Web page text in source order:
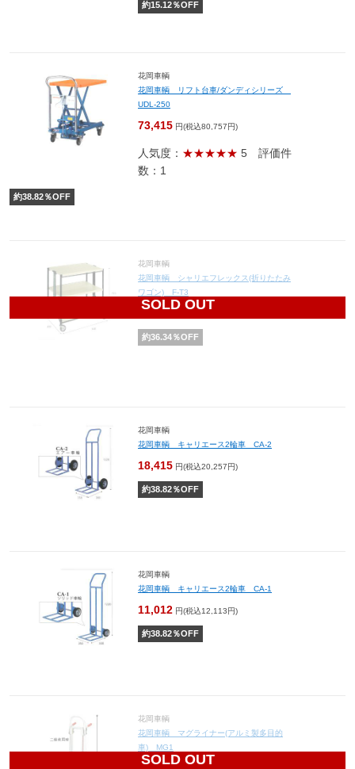
約15.12％OFF
花岡車輌
花岡車輌 リフト台車/ダンディシリーズ
UDL-250
73,415 円(税込80,757円)
人気度： ★★★★★ 5 評価件
数：1
約38.82％OFF
SOLD OUT
花岡車輌
花岡車輌 シャリエフレックス(折りたたみ
ワゴン) F-T3
22,345
約36.34％OFF
花岡車輌
花岡車輌 キャリエース2輪車 CA-2
18,415 円(税込20,257円)
約38.82％OFF
花岡車輌
花岡車輌 キャリエース2輪車 CA-1
11,012 円(税込12,113円)
約38.82％OFF
SOLD OUT
花岡車輌
花岡車輌 マグライナー(アルミ製多目的
車) MG1